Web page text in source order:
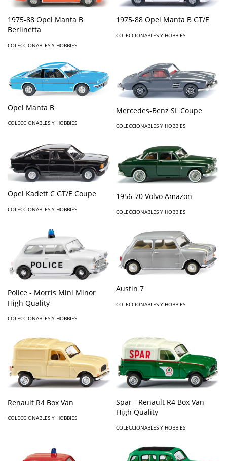
1975-88 Opel Manta B
Berlinetta
COLECCIONABLES Y HOBBIES
1975-88 Opel Manta B GT/E
COLECCIONABLES Y HOBBIES
Opel Manta B
COLECCIONABLES Y HOBBIES
Mercedes-Benz SL Coupe
COLECCIONABLES Y HOBBIES
Opel Kadett C GT/E Coupe
COLECCIONABLES Y HOBBIES
1956-70 Volvo Amazon
COLECCIONABLES Y HOBBIES
Police - Morris Mini Minor
High Quality
COLECCIONABLES Y HOBBIES
Austin 7
COLECCIONABLES Y HOBBIES
Renault R4 Box Van
COLECCIONABLES Y HOBBIES
Spar - Renault R4 Box Van
High Quality
COLECCIONABLES Y HOBBIES